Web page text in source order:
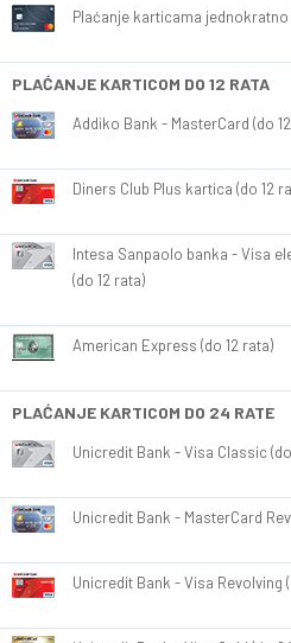
Plaćanje karticama jednokratno
PLAĆANJE KARTICOM DO 12 RATA
Addiko Bank - MasterCard (do
Diners Club Plus kartica (do 12
Intesa Sanpaolo banka - Visa
(do 12 rata)
American Express (do 12 rata)
PLAĆANJE KARTICOM DO 24 RATE
Unicredit Bank - Visa Classic
Unicredit Bank - MasterCard
Unicredit Bank - Visa Revolving